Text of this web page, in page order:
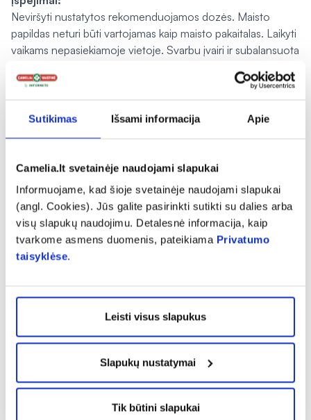
Sutikimas Išsami informacija Apie
Camelia.lt svetainėje naudojami slapukai
Informuojame, kad šioje svetainėje naudojami slapukai
(angl. Cookies). Jūs galite pasirinkti sutikti su dalies arba
visų slapukų naudojimu. Detalesnė informacija, kaip
tvarkome asmens duomenis, pateikiama Privatumo
taisyklėse.
Leisti visus slapukus
Slapukų nustatymai
Tik būtini slapukai
Neviršyti nustatytos rekomenduojamos dozės. Maisto
papildas neturi būti vartojamas kaip maisto pakaitalas. Laikyti
vaikams nepasiekiamoje vietoje. Svarbu įvairi ir subalansuota
Pradarytą buteliuką laikyti šaldytuve ir suvartoti per 2
Pagaminta:ES.
Gamintojas:
Biopills“ Ltd., Jungtinė Karalystė.
Platintojas:
UAB „Maistas sveikatai“, Danės g. 47, Klaipėda.
Pranešti apie klaidą prekės aprašyme
Sudedamosios dalys